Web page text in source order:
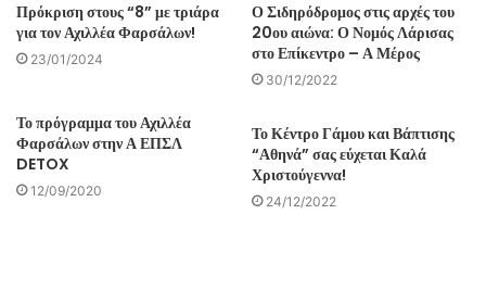
Πρόκριση στους “8” με τριάρα
για τον Αχιλλέα Φαρσάλων!
23/01/2024
Ο Σιδηρόδρομος στις αρχές του
20ου αιώνα: Ο Νομός Λάρισας
στο Επίκεντρο – Α Μέρος
30/12/2022
Το πρόγραμμα του Αχιλλέα
Φαρσάλων στην Α ΕΠΣΛ
DETOX
12/09/2020
Το Κέντρο Γάμου και Βάπτισης
“Αθηνά” σας εύχεται Καλά
Χριστούγεννα!
24/12/2022